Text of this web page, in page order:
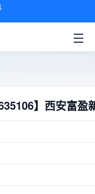
☰
】西安富